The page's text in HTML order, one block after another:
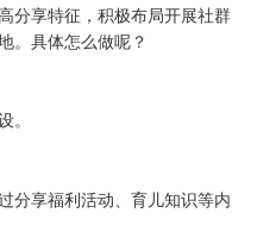
分享特征，积极布局开展社群
。具体怎么做呢？
。
分享福利活动、育儿知识等内